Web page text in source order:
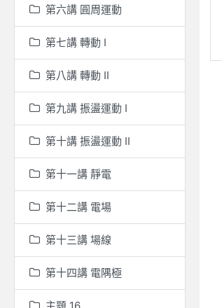
第六講 圓周運動
第七講 轉動 I
第八講 轉動 II
第九講 振盪運動 I
第十講 振盪運動 II
第十一講 靜電
第十二講 電場
第十三講 場線
第十四講 電隅極